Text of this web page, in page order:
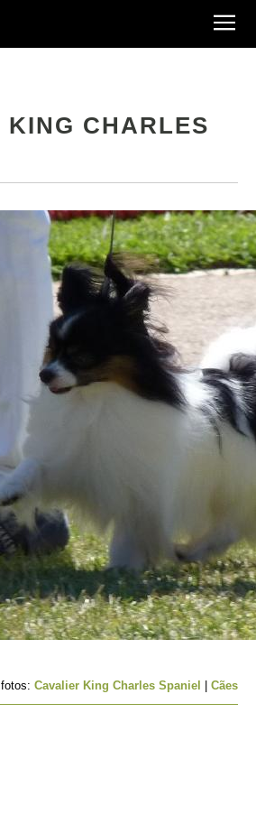
KING CHARLES
Cavalier King Charles Spaniel Cães